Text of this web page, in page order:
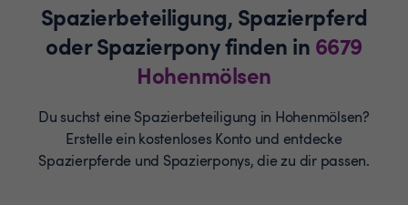
Spazierbeteiligung, Spazierpferd
oder Spazierponyfinden in 6679
Hohenmölsen
Du suchst eine Spazierbeteiligung in Hohenmölsen?
Erstelle ein kostenloses Konto und entdecke
Spazierpferde und Spazierponys, die zu dir passen.